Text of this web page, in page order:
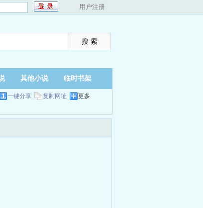
用户注册
其他小说 临时书架
一键分享 复制网址 更多